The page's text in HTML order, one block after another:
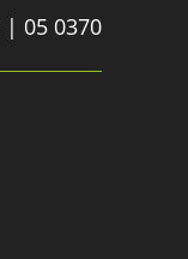
| 05 0370